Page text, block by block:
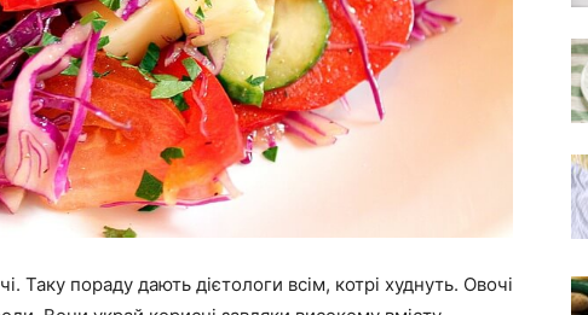
Таку пораду дають дієтологи всім, котрі худнуть. Овочі